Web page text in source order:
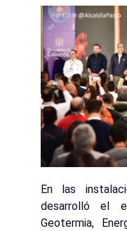
En las
desarrolló el
Geotermia,